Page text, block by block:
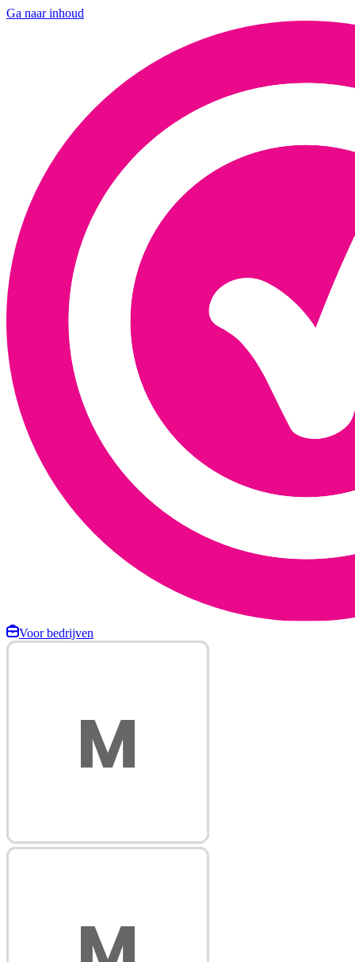
Ga naar inhoud
Voor bedrijven